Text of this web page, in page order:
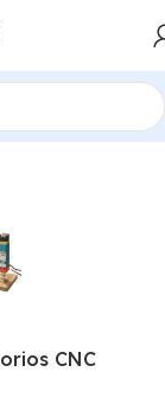
CNC